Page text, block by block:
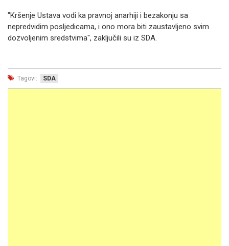
"Kršenje Ustava vodi ka pravnoj anarhiji i bezakonju sa
nepredvidim posljedicama, i ono mora biti zaustavljeno svim
dozvoljenim sredstvima", zaključili su iz SDA.
Tagovi: SDA